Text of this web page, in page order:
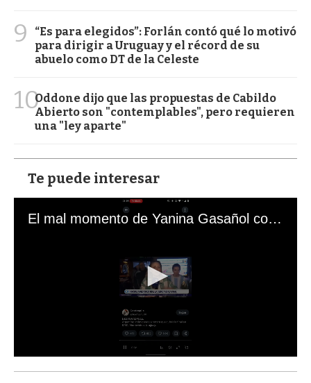
9
“Es para elegidos”: Forlán contó qué lo motivó
para dirigir a Uruguay y el récord de su
abuelo como DT de la Celeste
10Oddone dijo que las propuestas de Cabildo
Abierto son "contemplables", pero requieren
una "ley aparte"
Te puede interesar
El mal momento de Yanina Gasañol con un hincha argentino en "Subrayado"
s